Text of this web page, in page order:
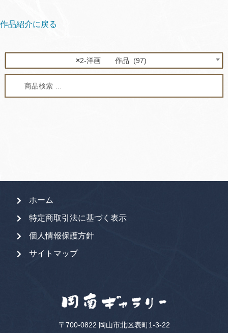
作品紹介に戻る
×2-洋画 作品 (97)
ホーム
特定商取引法に基づく表示
個人情報保護方針
サイトマップ
〒700-0822 岡山市北区表町1-3-22